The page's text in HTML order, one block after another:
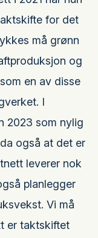
for det
må grønn
og
en av disse
I
2023 som nylig
også at det er
leverer nok
planlegger
Vi må
er taktskiftet